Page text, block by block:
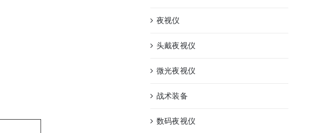
夜视仪
头戴夜视仪
微光夜视仪
战术装备
数码夜视仪